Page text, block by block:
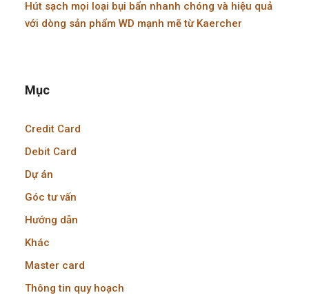
Hút sạch mọi loại bụi bẩn nhanh chóng và hiệu quả
với dòng sản phẩm WD mạnh mẽ từ Kaercher
Mục
Credit Card
Debit Card
Dự án
Góc tư vấn
Hướng dẫn
Khác
Master card
Thông tin quy hoạch